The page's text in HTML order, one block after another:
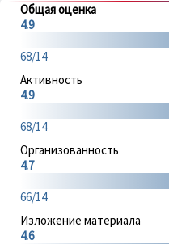
Общая оценка
4.9
68/14
Активность
4.9
68/14
Организованность
4.7
66/14
Изложение материала
4.6